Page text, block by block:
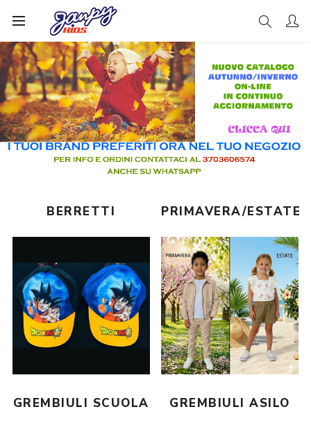
BERRETTI PRIMAVERA/ESTATE
GREMBIULI SCUOLA GREMBIULI ASILO